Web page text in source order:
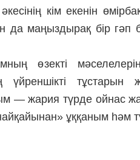
кім екенін
да маңыздырақ бір гәп
өзек­ті
үй­­реншікті тұстарын
— жария түрде ойнас
ұққаным һәм